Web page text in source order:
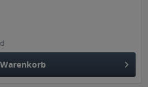
Warenkorb